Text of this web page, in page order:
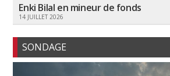
Enki Bilal en mineur de fonds
14 JUILLET 2026
SONDAGE